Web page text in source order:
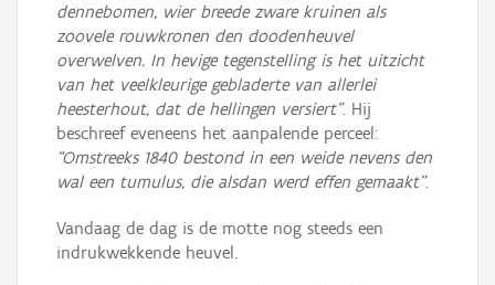
dennebomen, wier breede zware kruinen als
zoovele rouwkronen den doodenheuvel
overwelven. In hevige tegenstelling is het uitzicht
van het veelkleurige gebladerte van allerlei
heesterhout, dat de hellingen versiert”. Hij
beschreef eveneens het aanpalende perceel:
“Omstreeks 1840 bestond in een weide nevens den
wal een tumulus, die alsdan werd effen gemaakt”.
Vandaag de dag is de motte nog steeds een
indrukwekkende heuvel.